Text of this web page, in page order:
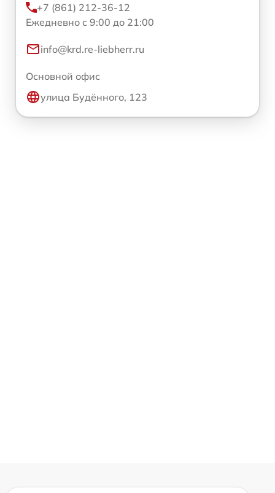
+7 (861) 212-36-12
Ежедневно с 9:00 до 21:00
info@krd.re-liebherr.ru
Основной офис
улица Будённого, 123